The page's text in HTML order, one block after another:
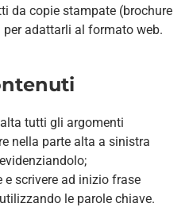
da copie stampate (brochure
adattarli al formato web.
tutti gli argomenti
nella parte alta a sinistra
e scrivere ad inizio frase
le parole chiave.